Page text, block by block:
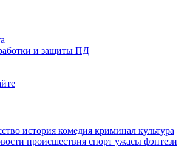
и защиты ПД
история комедия криминал культура
происшествия спорт ужасы фэнтези